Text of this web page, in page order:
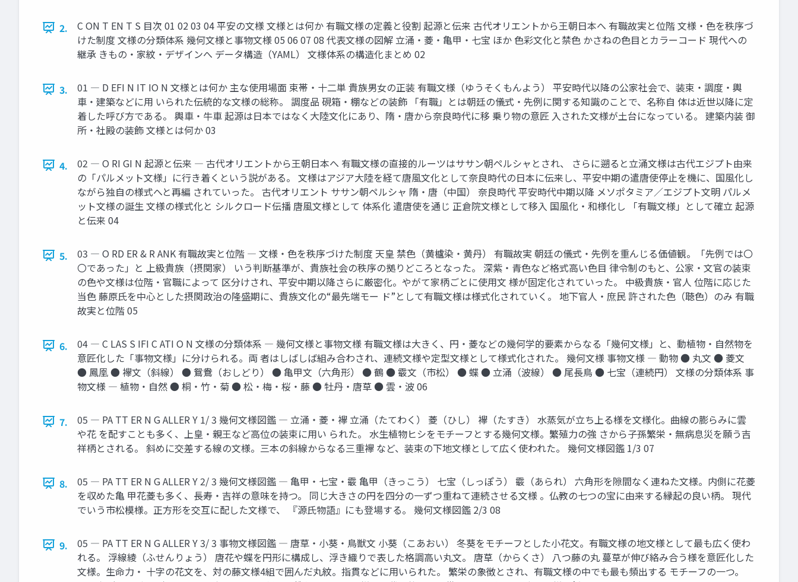
2.
C ON T EN T S 目次 01 02 03 04 平安の文様 文様とは何か 有職文様の定義と役割 起源と伝来 古代オリエントから王朝日本へ 有職故実と位階 文様・色を秩序づ
けた制度 文様の分類体系 幾何文様と事物文様 05 06 07 08 代表文様の図解 立涌・菱・亀甲・七宝 ほか 色彩文化と禁色 かさねの色目とカラーコード 現代への
継承 きもの・家紋・デザインへ データ構造（YAML） 文様体系の構造化まとめ 02
3.
01 ― D EFI N IT IO N 文様とは何か 主な使用場面 束帯・十二単 貴族男女の正装 有職文様（ゆうそくもんよう） 平安時代以降の公家社会で、装束・調度・輿
車・建築などに用 いられた伝統的な文様の総称。 調度品 硯箱・棚などの装飾 「有職」とは朝廷の儀式・先例に関する知識のことで、名称自 体は近世以降に定
着した呼び方である。 輿車・牛車 起源は日本ではなく大陸文化にあり、隋・唐から奈良時代に移 乗り物の意匠 入された文様が土台になっている。 建築内装 御
所・社殿の装飾 文様とは何か 03
4.
02 ― O RI GI N 起源と伝来 ― 古代オリエントから王朝日本へ 有職文様の直接的ルーツはササン朝ペルシャとされ、 さらに遡ると立涌文様は古代エジプト由来
の「パルメット文様」に行き着くという説がある。 文様はアジア大陸を経て唐風文化として奈良時代の日本に伝来し、平安中期の遣唐使停止を機に、国風化し
ながら独自の様式へと再編 されていった。 古代オリエント ササン朝ペルシャ 隋・唐（中国） 奈良時代 平安時代中期以降 メソポタミア／エジプト文明 パルメ
ット文様の誕生 文様の様式化と シルクロード伝播 唐風文様として 体系化 遣唐使を通じ 正倉院文様として移入 国風化・和様化し 「有職文様」として確立 起源
と伝来 04
5.
03 ― O RD ER & R ANK 有職故実と位階 ― 文様・色を秩序づけた制度 天皇 禁色（黄櫨染・黄丹） 有職故実 朝廷の儀式・先例を重んじる価値観。「先例では〇
〇であった」と 上級貴族（摂関家） いう判断基準が、貴族社会の秩序の拠りどころとなった。 深紫・青色など格式高い色目 律令制のもと、公家・文官の装束
の色や文様は位階・官職によって 区分けされ、平安中期以降さらに厳密化。やがて家柄ごとに使用文 様が固定化されていった。 中級貴族・官人 位階に応じた
当色 藤原氏を中心とした摂関政治の隆盛期に、貴族文化の“最先端モー ド”として有職文様は様式化されていく。 地下官人・庶民 許された色（聴色）のみ 有職
故実と位階 05
6.
04 ― C LAS S IFI C ATI O N 文様の分類体系 ― 幾何文様と事物文様 有職文様は大きく、円・菱などの幾何学的要素からなる「幾何文様」と、動植物・自然物を
意匠化した「事物文様」に分けられる。両 者はしばしば組み合わされ、連続文様や定型文様として様式化された。 幾何文様 事物文様 ― 動物 ● 丸文 ● 菱文
● 鳳凰 ● 襷文（斜線） ● 鴛鴦（おしどり） ● 亀甲文（六角形） ● 鶴 ● 霰文（市松） ● 蝶 ● 立涌（波線） ● 尾長鳥 ● 七宝（連続円） 文様の分類体系 事
物文様 ― 植物・自然 ● 桐・竹・菊 ● 松・梅・桜・藤 ● 牡丹・唐草 ● 雲・波 06
7.
05 ― PA TT ER N G ALLER Y 1/ 3 幾何文様図鑑 ― 立涌・菱・襷 立涌（たてわく） 菱（ひし） 襷（たすき） 水蒸気が立ち上る様を文様化。曲線の膨らみに雲
や花 を配すことも多く、上皇・親王など高位の装束に用い られた。 水生植物ヒシをモチーフとする幾何文様。繁殖力の強 さから子孫繁栄・無病息災を願う吉
祥柄とされる。 斜めに交差する線の文様。三本の斜線からなる三重襷 など、装束の下地文様として広く使われた。 幾何文様図鑑 1/3 07
8.
05 ― PA TT ER N G ALLER Y 2/ 3 幾何文様図鑑 ― 亀甲・七宝・霰 亀甲（きっこう） 七宝（しっぽう） 霰（あられ） 六角形を隙間なく連ねた文様。内側に花菱
を収めた亀 甲花菱も多く、長寿・吉祥の意味を持つ。 同じ大きさの円を四分の一ずつ重ねて連続させる文様 。仏教の七つの宝に由来する縁起の良い柄。 現代
でいう市松模様。正方形を交互に配した文様で、 『源氏物語』にも登場する。 幾何文様図鑑 2/3 08
9.
05 ― PA TT ER N G ALLER Y 3/ 3 事物文様図鑑 ― 唐草・小葵・鳥獣文 小葵（こあおい） 冬葵をモチーフとした小花文。有職文様の地文様として最も広く使わ
れる。 浮線綾（ふせんりょう） 唐花や蝶を円形に構成し、浮き織りで表した格調高い丸文。 唐草（からくさ） 八つ藤の丸 蔓草が伸び絡み合う様を意匠化した
文様。生命力・ 十字の花文を、対の藤文様4組で囲んだ丸紋。指貫などに用いられた。 繁栄の象徴とされ、有職文様の中でも最も頻出する モチーフの一つ。